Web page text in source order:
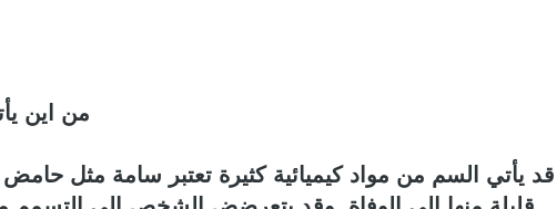
من اين
قد يأتي السم من مواد كيميائية كثيرة تعتبر سامة مثل